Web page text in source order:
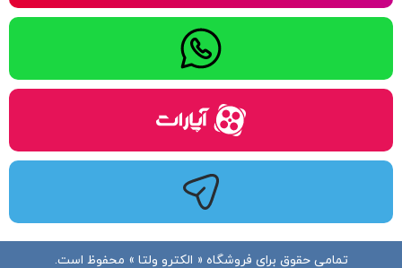
تمامی حقوق برای فروشگاه « الکترو ولتا » محفوظ است.